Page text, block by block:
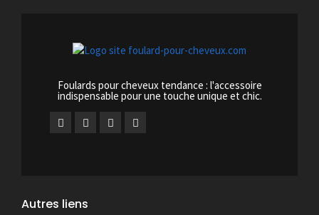
Foulards pour cheveux tendance : l'accessoire
indispensable pour une touche unique et chic.
Autres liens